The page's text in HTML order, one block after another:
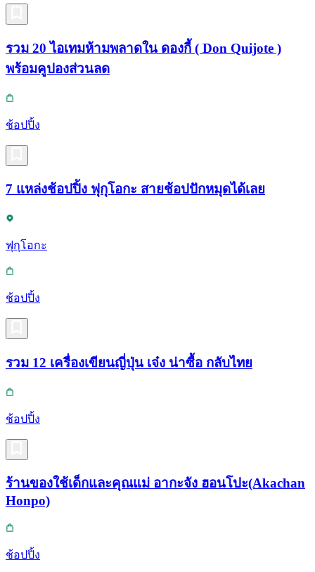
รวม 20 ไอเทมห้ามพลาดใน ดองกี้ ( Don Quijote )
พร้อมคูปองส่วนลด
ช้อปปิ้ง
7 แหล่งช้อปปิ้ง ฟุกุโอกะ สายช้อปปักหมุดได้เลย
ฟุกุโอกะ
ช้อปปิ้ง
รวม 12 เครื่องเขียนญี่ปุ่น เจ๋ง น่าซื้อ กลับไทย
ช้อปปิ้ง
ร้านของใช้เด็กและคุณแม่ อากะจัง ฮอนโปะ(Akachan
Honpo)
ช้อปปิ้ง